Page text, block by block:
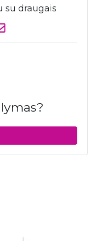
su draugais
Facebook
on LinkedIn
Send email